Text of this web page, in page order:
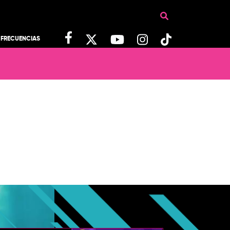
FRECUENCIAS